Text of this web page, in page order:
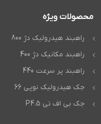
محصولات ویژه
راهبند هیدرولیک دژ 800
راهبند مکانیک دژ 400
راهبند پر سرعت 440
جک هیدرولیک نوپی 66
جک بی اف تی P4.5